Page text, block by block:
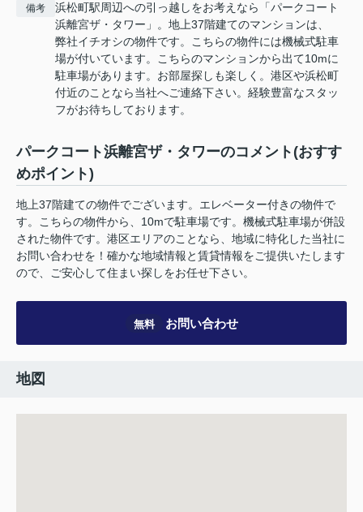
備考
浜松町駅周辺への引っ越しをお考えなら「パークコート
浜離宮ザ・タワー」。地上37階建てのマンションは、
弊社イチオシの物件です。こちらの物件には機械式駐車
場が付いています。こちらのマンションから出て10mに
駐車場があります。お部屋探しも楽しく。港区や浜松町
付近のことなら当社へご連絡下さい。経験豊富なスタッ
フがお待ちしております。
パークコート浜離宮ザ・タワーのコメント(おすす
めポイント)
地上37階建ての物件でございます。エレベーター付きの物件で
す。こちらの物件から、10mで駐車場です。機械式駐車場が併設
された物件です。港区エリアのことなら、地域に特化した当社に
お問い合わせを！確かな地域情報と賃貸情報をご提供いたします
ので、ご安心して住まい探しをお任せ下さい。
無料 お問い合わせ
地図